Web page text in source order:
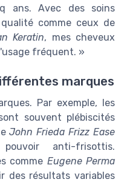
ans. Avec des soins
comme ceux de
Keratin, mes cheveux
fréquent. »
marques
Par exemple, les
souvent plébiscités
John Frieda Frizz Ease
anti-frisottis.
comme Eugene Perma
des résultats variables